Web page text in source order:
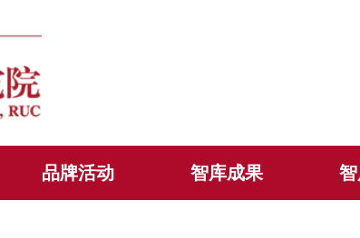
品牌活动 智库成果